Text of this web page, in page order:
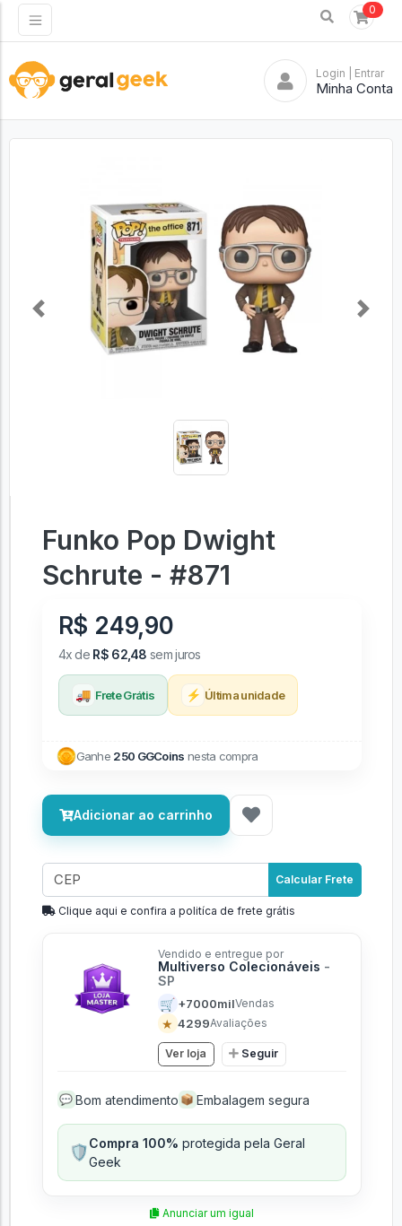
0
Login | Entrar
Minha Conta
Previous Next
Funko Pop Dwight
Schrute - #871
R$ 249,90
4x de R$ 62,48 sem juros
🚚 Frete Grátis ⚡ Última unidade
Ganhe 250 GGCoins nesta compra
Adicionar ao carrinho
Calcular Frete
Clique aqui e confira a politíca de frete grátis
Vendido e entregue por
Multiverso Colecionáveis -
SP
🛒 +7000milVendas
★ 4299Avaliações
Ver loja Seguir
💬 Bom atendimento 📦 Embalagem segura
🛡️Compra 100% protegida pela Geral
Geek
Anunciar um igual